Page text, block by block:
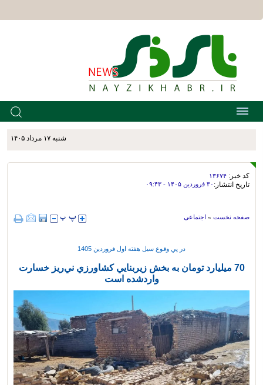
شنبه ۱۷ مرداد ۱۴۰۵
کد خبر: ۱۳۶۷۴
تاریخ انتشار: ۳۰ فروردين ۱۴۰۵ - ۰۹:۴۳
صفحه نخست » اجتماعی
در پي وقوع سيل هفته اول فروردين 1405
70 ميليارد تومان به بخش زيربنايي كشاورزي ني‌ريز خسارت
واردشده است